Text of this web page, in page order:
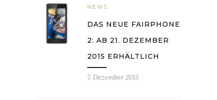
NEWS
DAS NEUE FAIRPHONE
2: AB 21. DEZEMBER
2015 ERHÄLTLICH
7. Dezember 2015